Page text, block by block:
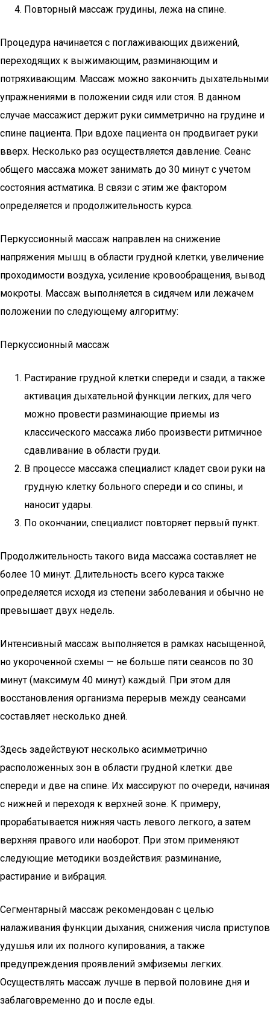
Повторный массаж грудины, лежа на спине.
Процедура начинается с поглаживающих движений,
переходящих к выжимающим, разминающим и
потряхивающим. Массаж можно закончить дыхательными
упражнениями в положении сидя или стоя. В данном
случае массажист держит руки симметрично на грудине и
спине пациента. При вдохе пациента он продвигает руки
вверх. Несколько раз осуществляется давление. Сеанс
общего массажа может занимать до 30 минут с учетом
состояния астматика. В связи с этим же фактором
определяется и продолжительность курса.
Перкуссионный массаж направлен на снижение
напряжения мышц в области грудной клетки, увеличение
проходимости воздуха, усиление кровообращения, вывод
мокроты. Массаж выполняется в сидячем или лежачем
положении по следующему алгоритму:
Перкуссионный массаж
Растирание грудной клетки спереди и сзади, а также
активация дыхательной функции легких, для чего
можно провести разминающие приемы из
классического массажа либо произвести ритмичное
сдавливание в области груди.
В процессе массажа специалист кладет свои руки на
грудную клетку больного спереди и со спины, и
наносит удары.
По окончании, специалист повторяет первый пункт.
Продолжительность такого вида массажа составляет не
более 10 минут. Длительность всего курса также
определяется исходя из степени заболевания и обычно не
превышает двух недель.
Интенсивный массаж выполняется в рамках насыщенной,
но укороченной схемы — не больше пяти сеансов по 30
минут (максимум 40 минут) каждый. При этом для
восстановления организма перерыв между сеансами
составляет несколько дней.
Здесь задействуют несколько асимметрично
расположенных зон в области грудной клетки: две
спереди и две на спине. Их массируют по очереди, начиная
с нижней и переходя к верхней зоне. К примеру,
прорабатывается нижняя часть левого легкого, а затем
верхняя правого или наоборот. При этом применяют
следующие методики воздействия: разминание,
растирание и вибрация.
Сегментарный массаж рекомендован с целью
налаживания функции дыхания, снижения числа приступов
удушья или их полного купирования, а также
предупреждения проявлений эмфиземы легких.
Осуществлять массаж лучше в первой половине дня и
заблаговременно до и после еды.